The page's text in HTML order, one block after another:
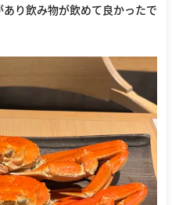
り飲み物が飲めて良かったで